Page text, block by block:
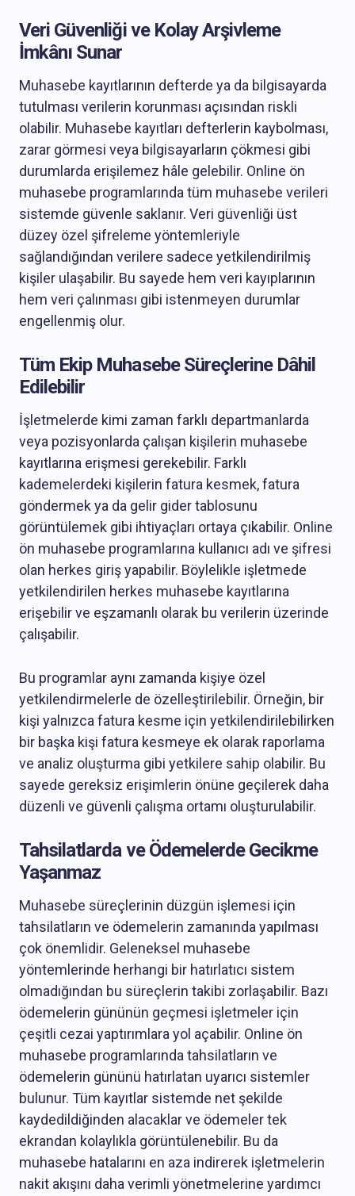
Veri Güvenliği ve Kolay Arşivleme
İmkânı Sunar
Muhasebe kayıtlarının defterde ya da bilgisayarda
tutulması verilerin korunması açısından riskli
olabilir. Muhasebe kayıtları defterlerin kaybolması,
zarar görmesi veya bilgisayarların çökmesi gibi
durumlarda erişilemez hâle gelebilir. Online ön
muhasebe programlarında tüm muhasebe verileri
sistemde güvenle saklanır. Veri güvenliği üst
düzey özel şifreleme yöntemleriyle
sağlandığından verilere sadece yetkilendirilmiş
kişiler ulaşabilir. Bu sayede hem veri kayıplarının
hem veri çalınması gibi istenmeyen durumlar
engellenmiş olur.
Tüm Ekip Muhasebe Süreçlerine Dâhil
Edilebilir
İşletmelerde kimi zaman farklı departmanlarda
veya pozisyonlarda çalışan kişilerin muhasebe
kayıtlarına erişmesi gerekebilir. Farklı
kademelerdeki kişilerin fatura kesmek, fatura
göndermek ya da gelir gider tablosunu
görüntülemek gibi ihtiyaçları ortaya çıkabilir. Online
ön muhasebe programlarına kullanıcı adı ve şifresi
olan herkes giriş yapabilir. Böylelikle işletmede
yetkilendirilen herkes muhasebe kayıtlarına
erişebilir ve eşzamanlı olarak bu verilerin üzerinde
çalışabilir.
Bu programlar aynı zamanda kişiye özel
yetkilendirmelerle de özelleştirilebilir. Örneğin, bir
kişi yalnızca fatura kesme için yetkilendirilebilirken
bir başka kişi fatura kesmeye ek olarak raporlama
ve analiz oluşturma gibi yetkilere sahip olabilir. Bu
sayede gereksiz erişimlerin önüne geçilerek daha
düzenli ve güvenli çalışma ortamı oluşturulabilir.
Tahsilatlarda ve Ödemelerde Gecikme
Yaşanmaz
Muhasebe süreçlerinin düzgün işlemesi için
tahsilatların ve ödemelerin zamanında yapılması
çok önemlidir. Geleneksel muhasebe
yöntemlerinde herhangi bir hatırlatıcı sistem
olmadığından bu süreçlerin takibi zorlaşabilir. Bazı
ödemelerin gününün geçmesi işletmeler için
çeşitli cezai yaptırımlara yol açabilir. Online ön
muhasebe programlarında tahsilatların ve
ödemelerin gününü hatırlatan uyarıcı sistemler
bulunur. Tüm kayıtlar sistemde net şekilde
kaydedildiğinden alacaklar ve ödemeler tek
ekrandan kolaylıkla görüntülenebilir. Bu da
muhasebe hatalarını en aza indirerek işletmelerin
nakit akışını daha verimli yönetmelerine yardımcı